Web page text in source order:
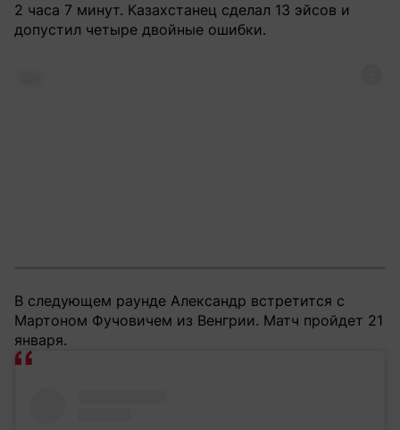
2 часа 7 минут. Казахстанец сделал 13 эйсов и
допустил четыре двойные ошибки.
В следующем раунде Александр встретится с
Мартоном Фучовичем из Венгрии. Матч пройдет 21
января.